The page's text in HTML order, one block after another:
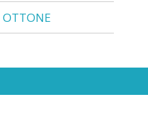
OTTONE